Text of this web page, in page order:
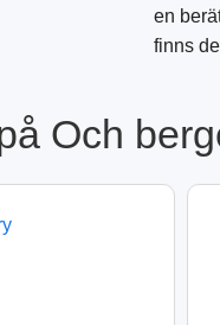
en
finns
Och